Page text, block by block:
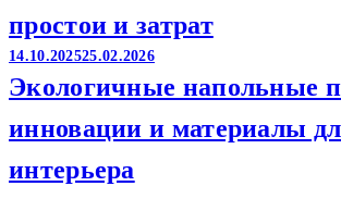
простои и затрат
14.10.202525.02.2026
Экологичные напольные
инновации и материалы
интерьера